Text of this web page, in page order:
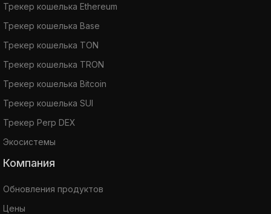
Трекер кошелька Ethereum
Трекер кошелька Base
Трекер кошелька TON
Трекер кошелька TRON
Трекер кошелька Bitcoin
Трекер кошелька SUI
Трекер Perp DEX
Экосистемы
Компания
Обновления продуктов
Цены